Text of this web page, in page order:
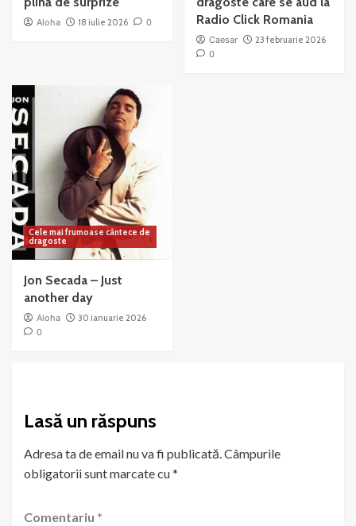
Aloha 18 iulie 2026 0
Radio Click Romania
Caesar
23 februarie 2026
0
Cele mai frumoase cântece de
dragoste
Jon Secada – Just
another day
Aloha
30 ianuarie 2026
0
Lasă un răspuns
Adresa ta de email nu va fi publicată.Câmpurile
obligatorii sunt marcate cu*
Comentariu *